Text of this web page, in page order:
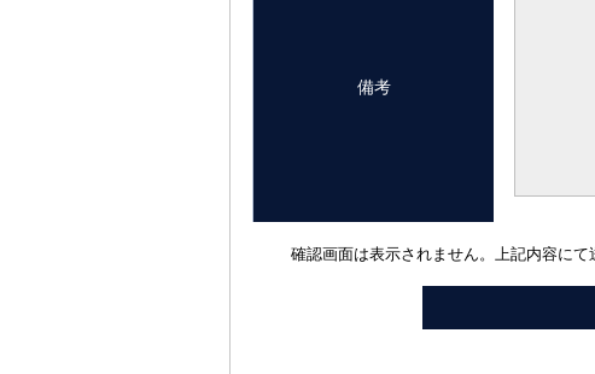
備考
確認画面は表示されません。上記内容にて